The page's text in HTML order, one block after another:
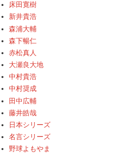
床田寛樹
新井貴浩
森浦大輔
森下暢仁
赤松真人
大瀬良大地
中村貴浩
中村奨成
田中広輔
藤井皓哉
日本シリーズ
名言シリーズ
野球よもやま